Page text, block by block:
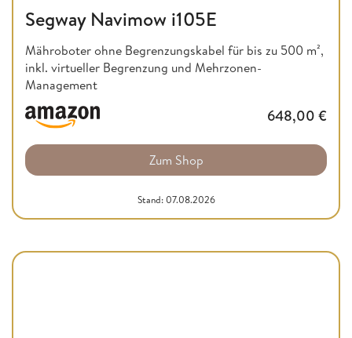
Segway Navimow i105E
Mähroboter ohne Begrenzungskabel für bis zu 500 m²,
inkl. virtueller Begrenzung und Mehrzonen-
Management
648,00 €
Zum Shop
Stand: 07.08.2026